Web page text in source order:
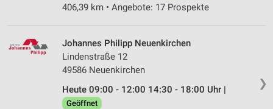
406,39 km • Angebote: 17 Prospekte
❯
Johannes Philipp Neuenkirchen
Lindenstraße 12
49586 Neuenkirchen
Heute 09:00 - 12:00 14:30 - 18:00 Uhr |
Geöffnet